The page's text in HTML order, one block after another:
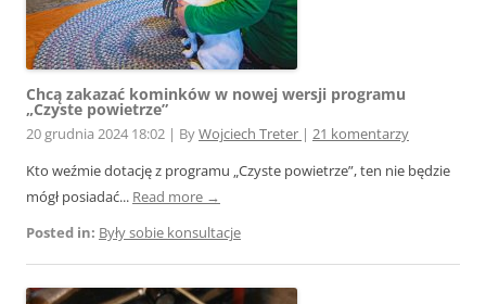
Chcą zakazać kominków w nowej wersji programu
„Czyste powietrze”
20 grudnia 2024 18:02 | ByWojciech Treter | 21 komentarzy
Kto weźmie dotację z programu „Czyste powietrze”, ten nie będzie
mógł posiadać... Read more →
Posted in: Były sobie konsultacje